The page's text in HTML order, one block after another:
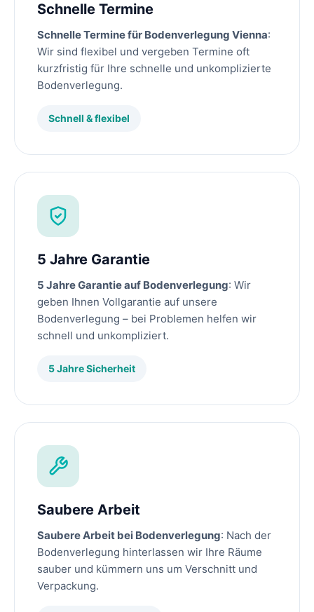
Schnelle Termine
Schnelle Termine für Bodenverlegung Vienna:
Wir sind flexibel und vergeben Termine oft
kurzfristig für Ihre schnelle und unkomplizierte
Bodenverlegung.
Schnell & flexibel
5 Jahre Garantie
5 Jahre Garantie auf Bodenverlegung: Wir
geben Ihnen Vollgarantie auf unsere
Bodenverlegung – bei Problemen helfen wir
schnell und unkompliziert.
5 Jahre Sicherheit
Saubere Arbeit
Saubere Arbeit bei Bodenverlegung: Nach der
Bodenverlegung hinterlassen wir Ihre Räume
sauber und kümmern uns um Verschnitt und
Verpackung.